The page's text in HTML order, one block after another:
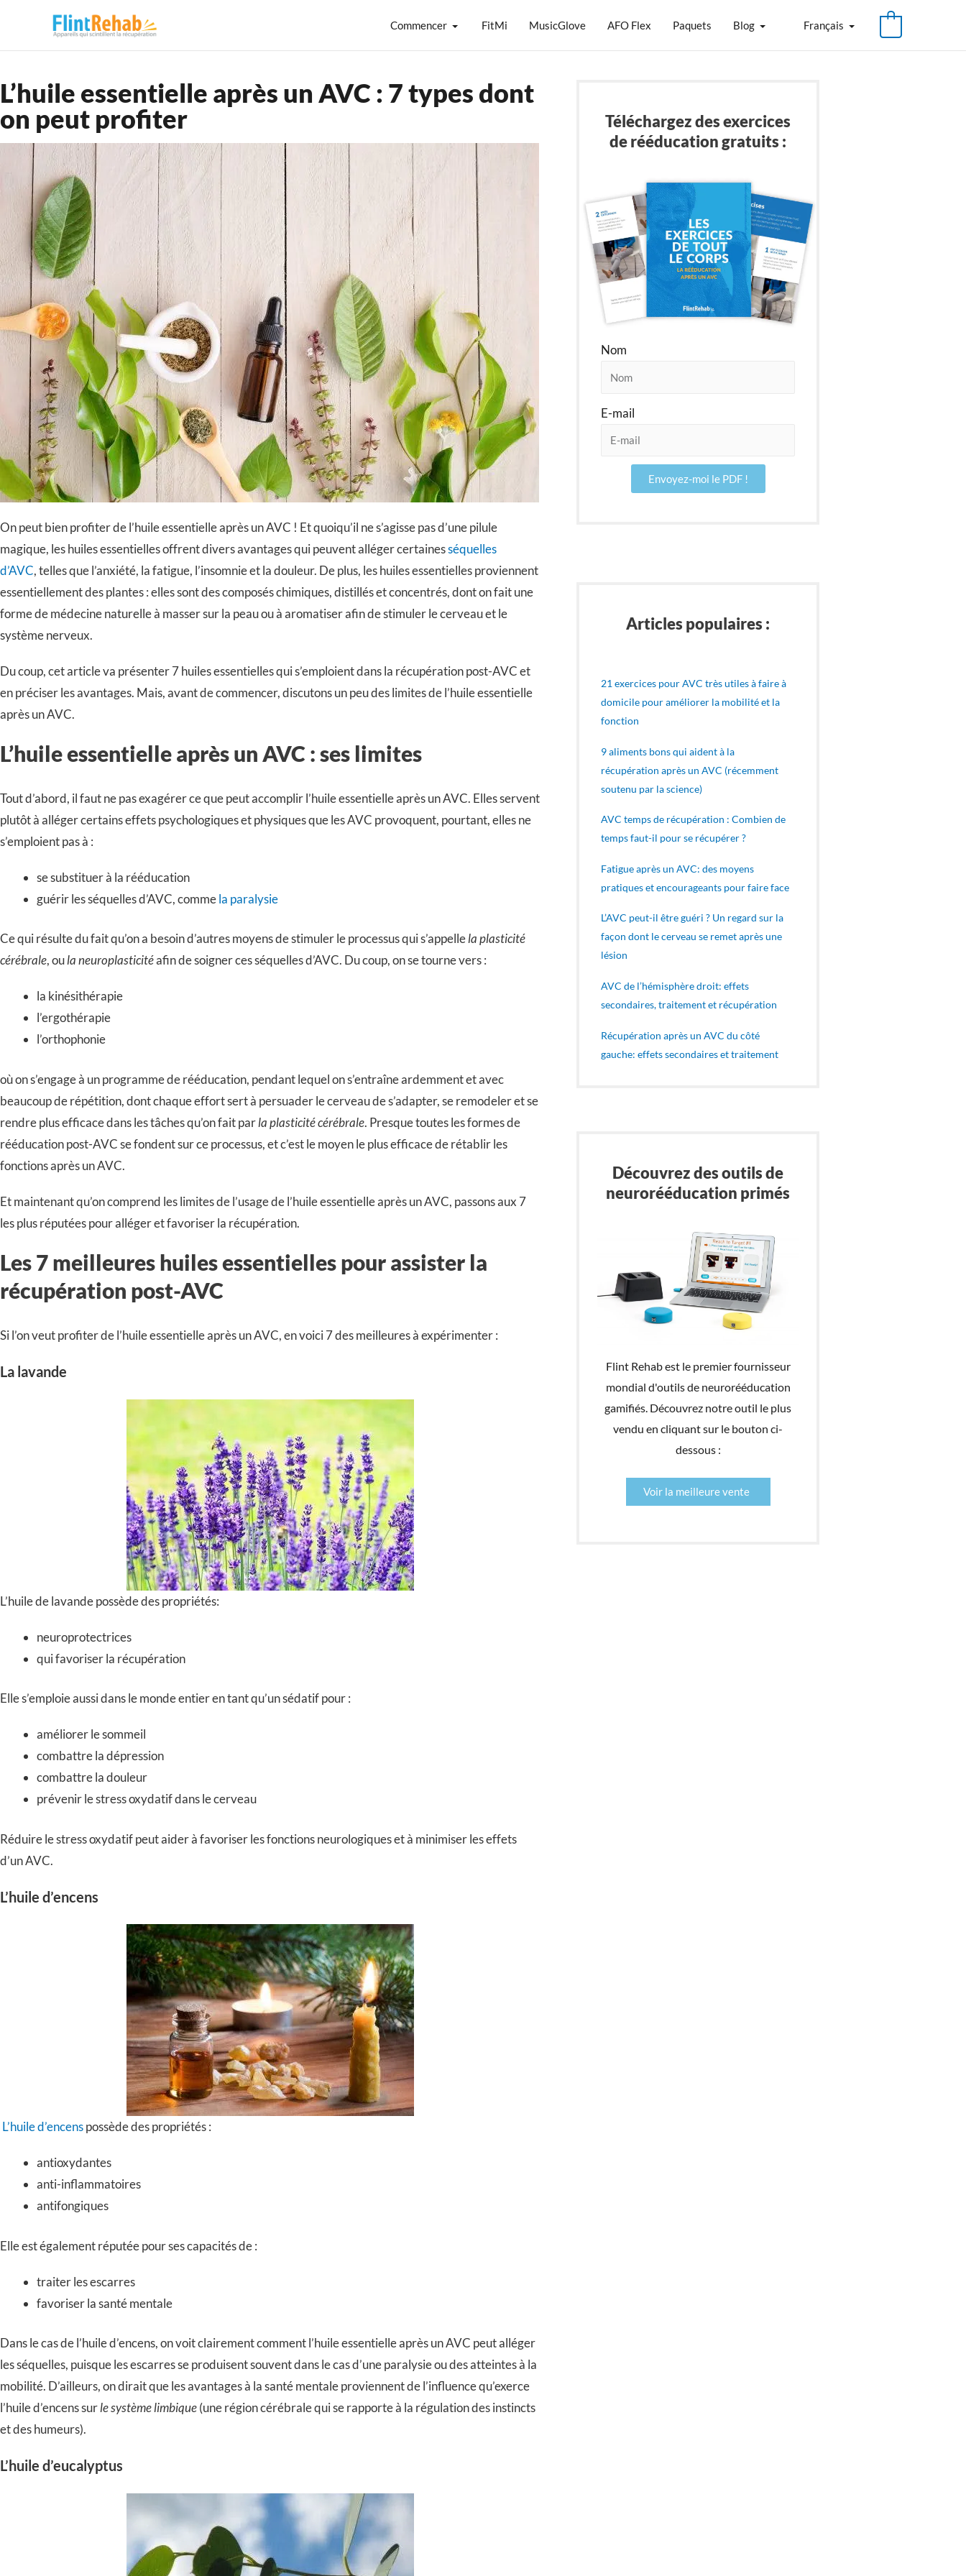
Commencer FitMi MusicGlove AFO Flex Paquets Blog Français
L’huile essentielle après un AVC : 7 types dont
on peut profiter
On peut bien profiter de l’huile essentielle après un AVC ! Et quoiqu’il ne s’agisse pas d’une pilule
magique, les huiles essentielles offrent divers avantages qui peuvent alléger certainesséquelles
d’AVC, telles que l’anxiété, la fatigue, l’insomnie et la douleur. De plus, les huiles essentielles proviennent
essentiellement des plantes : elles sont des composés chimiques, distillés et concentrés, dont on fait une
forme de médecine naturelle à masser sur la peau ou à aromatiser afin de stimuler le cerveau et le
système nerveux.
Du coup, cet article va présenter 7 huiles essentielles qui s’emploient dans la récupération post-AVC et
en préciser les avantages. Mais, avant de commencer, discutons un peu des limites de l’huile essentielle
après un AVC.
L’huile essentielle après un AVC : ses limites
Tout d’abord, il faut ne pas exagérer ce que peut accomplir l’huile essentielle après un AVC. Elles servent
plutôt à alléger certains effets psychologiques et physiques que les AVC provoquent, pourtant, elles ne
s’emploient pas à :
se substituer à la rééducation
guérir les séquelles d’AVC, commela paralysie
Ce qui résulte du fait qu’on a besoin d’autres moyens de stimuler le processus qui s’appellela plasticité
cérébrale, oula neuroplasticitéafin de soigner ces séquelles d’AVC. Du coup, on se tourne vers :
la kinésithérapie
l’ergothérapie
l’orthophonie
où on s’engage à un programme de rééducation, pendant lequel on s’entraîne ardemment et avec
beaucoup de répétition, dont chaque effort sert à persuader le cerveau de s’adapter, se remodeler et se
rendre plus efficace dans les tâches qu’on fait parla plasticité cérébrale. Presque toutes les formes de
rééducation post-AVC se fondent sur ce processus, et c’est le moyen le plus efficace de rétablir les
fonctions après un AVC.
Et maintenant qu’on comprend les limites de l’usage de l’huile essentielle après un AVC, passons aux 7
les plus réputées pour alléger et favoriser la récupération.
Les 7 meilleures huiles essentielles pour assister la
récupération post-AVC
Si l’on veut profiter de l’huile essentielle après un AVC, en voici 7 des meilleures à expérimenter :
La lavande
L’huile de lavande possède des propriétés:
neuroprotectrices
qui favoriser la récupération
Elle s’emploie aussi dans le monde entier en tant qu’un sédatif pour :
améliorer le sommeil
combattre la dépression
combattre la douleur
prévenir le stress oxydatif dans le cerveau
Réduire le stress oxydatif peut aider à favoriser les fonctions neurologiques et à minimiser les effets
d’un AVC.
L’huile d’encens
L’huile d’encenspossède des propriétés :
antioxydantes
anti-inflammatoires
antifongiques
Elle est également réputée pour ses capacités de :
traiter les escarres
favoriser la santé mentale
Dans le cas de l’huile d’encens, on voit clairement comment l’huile essentielle après un AVC peut alléger
les séquelles, puisque les escarres se produisent souvent dans le cas d’une paralysie ou des atteintes à la
mobilité. D’ailleurs, on dirait que les avantages à la santé mentale proviennent de l’influence qu’exerce
l’huile d’encens surle système limbique(une région cérébrale qui se rapporte à la régulation des instincts
et des humeurs).
L’huile d’eucalyptus
Téléchargez des exercices
de rééducation gratuits :
Nom
E-mail
Envoyez-moi le PDF !
Articles populaires :
21 exercices pour AVC très utiles à faire à
domicile pour améliorer la mobilité et la
fonction
9 aliments bons qui aident à la
récupération après un AVC (récemment
soutenu par la science)
AVC temps de récupération : Combien de
temps faut-il pour se récupérer ?
Fatigue après un AVC: des moyens
pratiques et encourageants pour faire face
L’AVC peut-il être guéri ? Un regard sur la
façon dont le cerveau se remet après une
lésion
AVC de l’hémisphère droit: effets
secondaires, traitement et récupération
Récupération après un AVC du côté
gauche: effets secondaires et traitement
Découvrez des outils de
neurorééducation primés
Flint Rehab est le premier fournisseur
mondial d'outils de neurorééducation
gamifiés. Découvrez notre outil le plus
vendu en cliquant sur le bouton ci-
dessous :
Voir la meilleure vente